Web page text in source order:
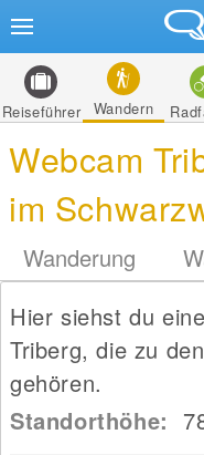
Reiseführer Wandern
Webcam
im
Wanderung
Hier siehst du
Triberg, die zu
gehören.
Standorthöhe: